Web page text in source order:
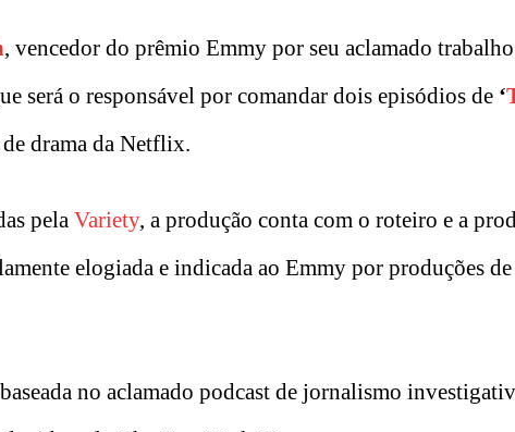
, vencedor do prêmio Emmy por seu aclamado
será o responsável por comandar dois episódios de ‘
de drama da Netflix.
pela Variety, a produção conta com o roteiro e a
elogiada e indicada ao Emmy por produções de
no aclamado podcast de jornalismo